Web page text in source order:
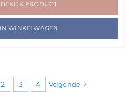
BEKIJK PRODUCT
IN WINKELWAGEN
2 3 4 Volgende